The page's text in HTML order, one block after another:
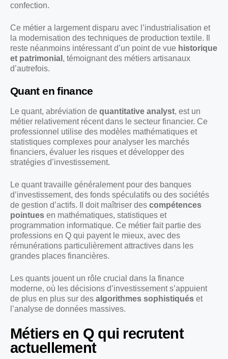
confection.
Ce métier a largement disparu avec l’industrialisation et
la modernisation des techniques de production textile. Il
reste néanmoins intéressant d’un point de vue historique
et patrimonial , témoignant des métiers artisanaux
d’autrefois.
Quant en finance
Le quant, abréviation de quantitative analyst, est un
métier relativement récent dans le secteur financier. Ce
professionnel utilise des modèles mathématiques et
statistiques complexes pour analyser les marchés
financiers, évaluer les risques et développer des
stratégies d’investissement.
Le quant travaille généralement pour des banques
d’investissement, des fonds spéculatifs ou des sociétés
de gestion d’actifs. Il doit maîtriser des compétences
pointues en mathématiques, statistiques et
programmation informatique. Ce métier fait partie des
professions en Q qui payent le mieux, avec des
rémunérations particulièrement attractives dans les
grandes places financières.
Les quants jouent un rôle crucial dans la finance
moderne, où les décisions d’investissement s’appuient
de plus en plus sur des algorithmes sophistiqués et
l’analyse de données massives.
Métiers en Q qui recrutent
actuellement